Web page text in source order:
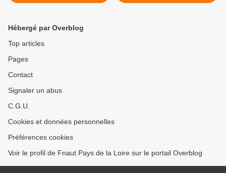
Hébergé par Overblog
Top articles
Pages
Contact
Signaler un abus
C.G.U.
Cookies et données personnelles
Préférences cookies
Voir le profil de Fnaut Pays de la Loire sur le portail Overblog